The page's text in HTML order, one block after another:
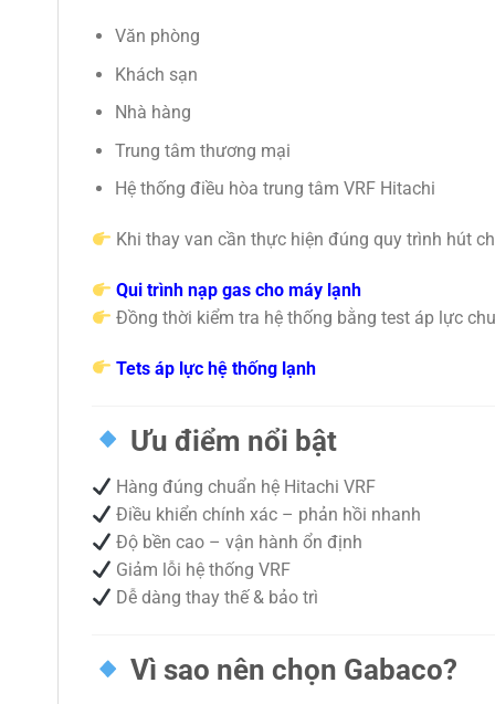
Văn phòng
Khách sạn
Nhà hàng
Trung tâm thương mại
Hệ thống điều hòa trung tâm VRF Hitachi
Khi thay van cần thực hiện đúng quy trình hút
Qui trình nạp gas cho máy lạnh
Đồng thời kiểm tra hệ thống bằng test áp lực
Tets áp lực hệ thống lạnh
Ưu điểm nổi bật
Hàng đúng chuẩn hệ Hitachi VRF
Điều khiển chính xác – phản hồi nhanh
Độ bền cao – vận hành ổn định
Giảm lỗi hệ thống VRF
Dễ dàng thay thế & bảo trì
Vì sao nên chọn Gabaco?